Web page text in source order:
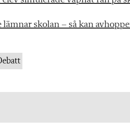
lämnar skolan – så kan